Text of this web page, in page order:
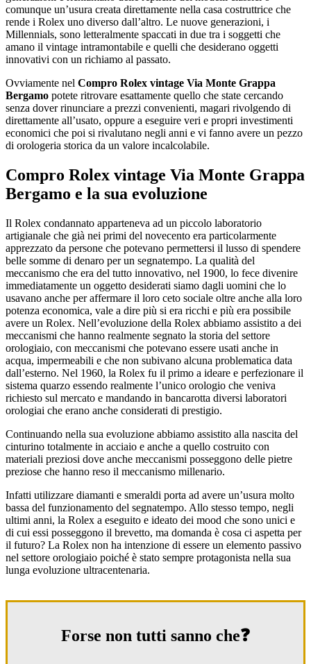
comunque un’usura creata direttamente nella casa costruttrice che
rende i Rolex uno diverso dall’altro. Le nuove generazioni, i
Millennials, sono letteralmente spaccati in due tra i soggetti che
amano il vintage intramontabile e quelli che desiderano oggetti
innovativi con un richiamo al passato.
Ovviamente nel Compro Rolex vintage Via Monte Grappa
Bergamo potete ritrovare esattamente quello che state cercando
senza dover rinunciare a prezzi convenienti, magari rivolgendo di
direttamente all’usato, oppure a eseguire veri e propri investimenti
economici che poi si rivalutano negli anni e vi fanno avere un pezzo
di orologeria storica da un valore incalcolabile.
Compro Rolex vintage Via Monte Grappa
Bergamo e la sua evoluzione
Il Rolex condannato apparteneva ad un piccolo laboratorio
artigianale che già nei primi del novecento era particolarmente
apprezzato da persone che potevano permettersi il lusso di spendere
belle somme di denaro per un segnatempo. La qualità del
meccanismo che era del tutto innovativo, nel 1900, lo fece divenire
immediatamente un oggetto desiderati siamo dagli uomini che lo
usavano anche per affermare il loro ceto sociale oltre anche alla loro
potenza economica, vale a dire più si era ricchi e più era possibile
avere un Rolex. Nell’evoluzione della Rolex abbiamo assistito a dei
meccanismi che hanno realmente segnato la storia del settore
orologiaio, con meccanismi che potevano essere usati anche in
acqua, impermeabili e che non subivano alcuna problematica data
dall’esterno. Nel 1960, la Rolex fu il primo a ideare e perfezionare il
sistema quarzo essendo realmente l’unico orologio che veniva
richiesto sul mercato e mandando in bancarotta diversi laboratori
orologiai che erano anche considerati di prestigio.
Continuando nella sua evoluzione abbiamo assistito alla nascita del
cinturino totalmente in acciaio e anche a quello costruito con
materiali preziosi dove anche meccanismi posseggono delle pietre
preziose che hanno reso il meccanismo millenario.
Infatti utilizzare diamanti e smeraldi porta ad avere un’usura molto
bassa del funzionamento del segnatempo. Allo stesso tempo, negli
ultimi anni, la Rolex a eseguito e ideato dei mood che sono unici e
di cui essi posseggono il brevetto, ma domanda è cosa ci aspetta per
il futuro? La Rolex non ha intenzione di essere un elemento passivo
nel settore orologiaio poiché è stato sempre protagonista nella sua
lunga evoluzione ultracentenaria.
Forse non tutti sanno che❓